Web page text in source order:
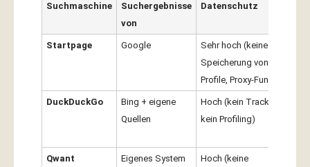
Suchmaschine
Suchergebnisse
von
Datenschutz
Startpage Google
Sehr hoch (keine
Speicherung von IP, keine
Profile, Proxy-Funktion)
DuckDuckGo
Bing + eigene
Quellen
Hoch (kein Tracking,
kein Profiling)
Qwant
Eigenes System
Hoch (keine